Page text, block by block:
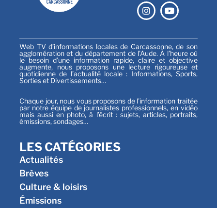
Web TV d’informations locales de Carcassonne, de son
agglomération et du département de l’Aude. À l’heure où
le besoin d’une information rapide, claire et objective
augmente, nous proposons une lecture rigoureuse et
quotidienne de l’actualité locale : Informations, Sports,
Sorties et Divertissements…
Chaque jour, nous vous proposons de l’information traitée
par notre équipe de journalistes professionnels, en vidéo
mais aussi en photo, à l’écrit : sujets, articles, portraits,
émissions, sondages…
LES CATÉGORIES
Actualités
Brèves
Culture & loisirs
Émissions